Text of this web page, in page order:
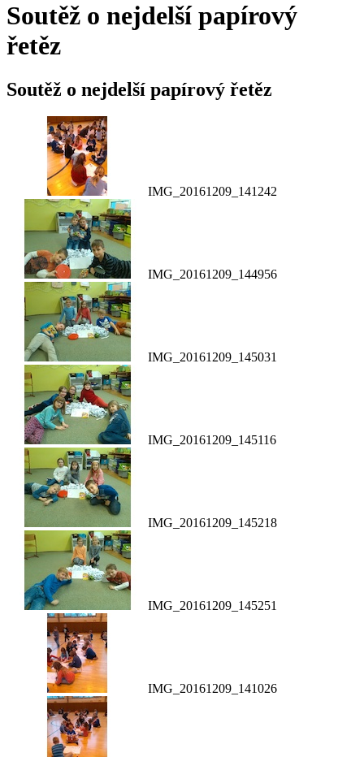
Soutěž o nejdelší papírový
řetěz
Soutěž o nejdelší papírový řetěz
IMG_20161209_141242
IMG_20161209_144956
IMG_20161209_145031
IMG_20161209_145116
IMG_20161209_145218
IMG_20161209_145251
IMG_20161209_141026